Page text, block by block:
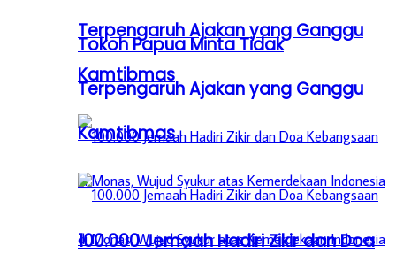
Terpengaruh Ajakan yang Ganggu
Kamtibmas
100.000 Jemaah Hadiri Zikir dan Doa
Tokoh Papua Minta Tidak
Terpengaruh Ajakan yang Ganggu
Kamtibmas